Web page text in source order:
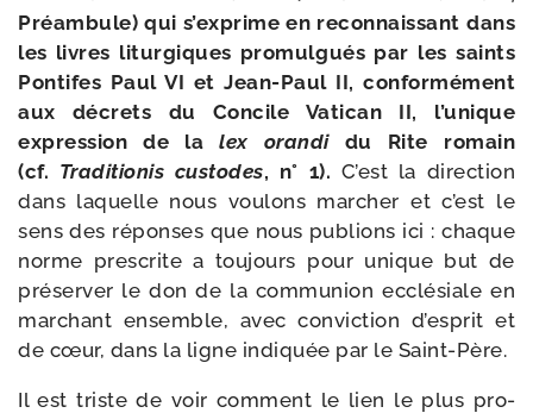
Préambule) qui s’exprime en recon­nais­sant dans
les livres litur­giques pro­mul­gués par les saints
Pontifes Paul VI et Jean-​Paul II, confor­mé­ment
aux décrets du Concile Vatican II, l’unique
expres­sion de lalex oran­didu Rite romain
(cf. Traditionis cus­todes, n° 1). C’est la direc­tion
dans laquelle nous vou­lons mar­cher et c’est le
sens des réponses que nous publions ici : chaque
norme pres­crite a tou­jours pour unique but de
pré­ser­ver le don de la com­mu­nion ecclé­siale en
mar­chant ensemble, avec convic­tion d’esprit et
de cœur, dans la ligne indi­quée par le Saint-Père.
Il est triste de voir com­ment le lien le plus pro­